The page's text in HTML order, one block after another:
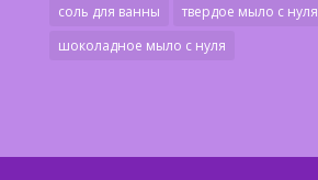
соль для ванны
твердое мыло с нуля
шоколадное мыло с нуля